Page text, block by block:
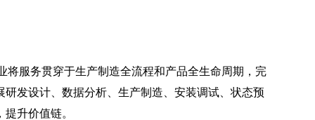
将服务贯穿于生产制造全流程和产品全生命周期，完
发设计、数据分析、生产制造、安装调试、状态预
升价值链。